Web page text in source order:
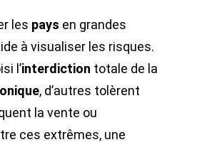
les pays en grandes
à visualiser les risques.
l’interdiction totale de la
, d’autres tolèrent
la vente ou
ces extrêmes, une